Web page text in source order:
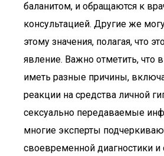
баланитом, и обращаются к
консультацией. Другие же
этому значения, полагая, что
явление. Важно отметить, что
иметь разные причины,
реакции на средства личной
сексуально передаваемые
многие эксперты
своевременной диагностики